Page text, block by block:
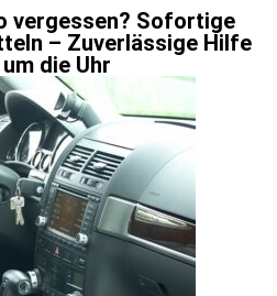
vergessen? Sofortige
– Zuverlässige Hilfe
die Uhr